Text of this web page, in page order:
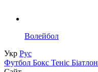
Волейбол
Укр Рус
Футбол Бокс Теніс Біатлон